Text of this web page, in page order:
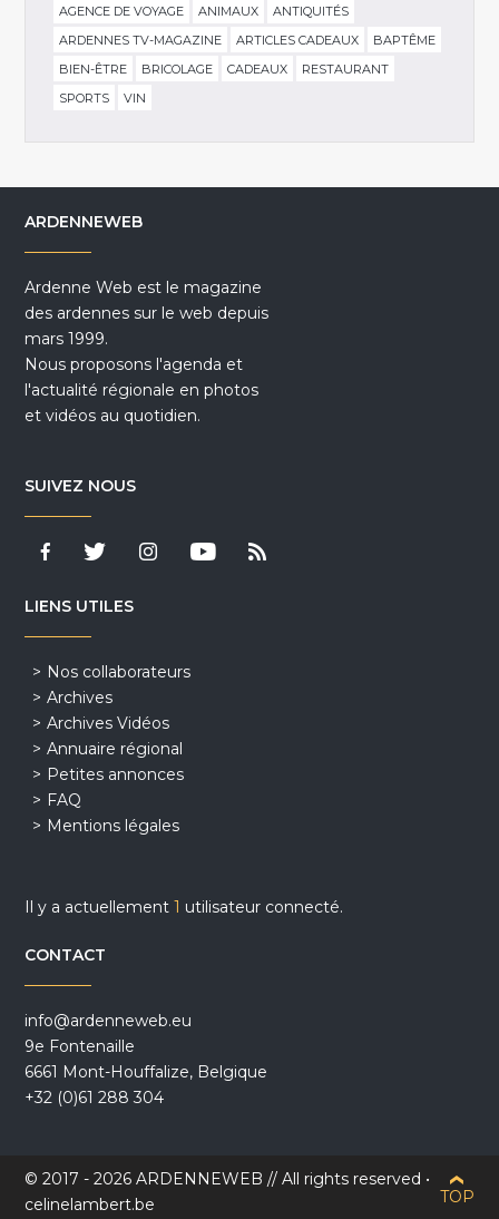
AGENCE DE VOYAGE ANIMAUX
ANTIQUITÉS
ARDENNES TV-MAGAZINE
ARTICLES CADEAUX
BAPTÊME
BIEN-ÊTRE
BRICOLAGE CADEAUX
RESTAURANT
SPORTS
VIN
ARDENNEWEB
Ardenne Web est le magazine
des ardennes sur le web depuis
mars 1999.
Nous proposons l'agenda et
l'actualité régionale en photos
et vidéos au quotidien.
SUIVEZ NOUS
LIENS UTILES
Nos collaborateurs
Archives
Archives Vidéos
Annuaire régional
Petites annonces
FAQ
Mentions légales
Il y a actuellement1 utilisateur connecté.
CONTACT
info@ardenneweb.eu
9e Fontenaille
6661 Mont-Houffalize, Belgique
+32 (0)61 288 304
© 2017 - 2026 ARDENNEWEB // All rights reserved •
celinelambert.be
TOP